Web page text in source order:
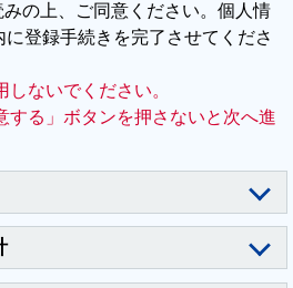
の上、ご同意ください。個人情
登録手続きを完了させてくださ
ないでください。
する」ボタンを押さないと次へ進